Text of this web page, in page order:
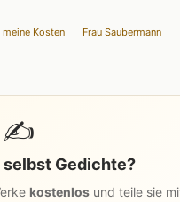
meine Kosten Frau Saubermann
✍️
Gedichte?
kostenlos und teile sie